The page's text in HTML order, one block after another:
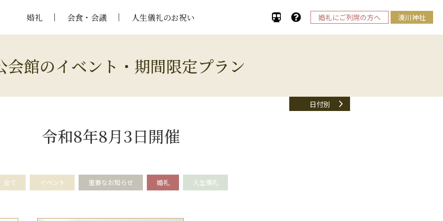
婚礼 会食・会議 人生儀礼のお祝い 婚礼にご列席の方へ 湊川神社
会館のイベント・期間限定プラン
日付別
令和8年8月3日開催
全て イベント 重要なお知らせ 婚礼 人生儀礼